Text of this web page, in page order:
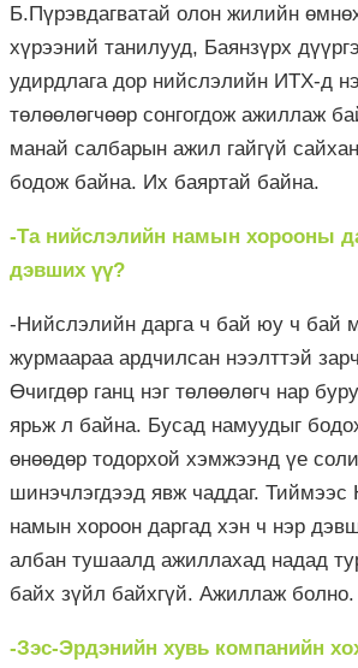
Б.Пүрэвдагватай олон жилийн
хүрээний танилууд, Баянзүрх
удирдлага дор нийслэлийн ИТХ-д
төлөөлөгчөөр сонгогдож ажиллаж
манай салбарын ажил гайгүй
бодож байна. Их баяртай байна.
-Та нийслэлийн намын хорооны
дэвших үү?
-Нийслэлийн дарга ч бай юу ч бай
журмаараа ардчилсан нээлттэй
Өчигдөр ганц нэг төлөөлөгч нар
ярьж л байна. Бусад намуудыг
өнөөдөр тодорхой хэмжээнд үе
шинэчлэгдээд явж чаддаг.
намын хороон даргад хэн ч нэр
албан тушаалд ажиллахад надад
байх зүйл байхгүй. Ажиллаж болно.
-Зэс-Эрдэнийн хувь компанийн